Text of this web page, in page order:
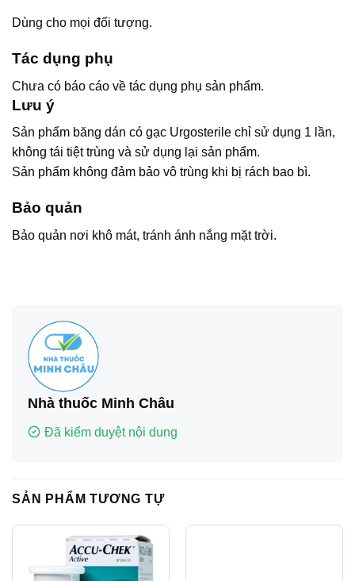
Dùng cho mọi đối tượng.
Tác dụng phụ
Chưa có báo cáo về tác dụng phụ sản phẩm.
Lưu ý
Sản phẩm băng dán có gạc Urgosterile chỉ sử dụng 1 lần,
không tái tiệt trùng và sử dụng lại sản phẩm.
Sản phẩm không đảm bảo vô trùng khi bị rách bao bì.
Bảo quản
Bảo quản nơi khô mát, tránh ánh nắng mặt trời.
Nhà thuốc Minh Châu
Đã kiểm duyệt nội dung
SẢN PHẨM TƯƠNG TỰ